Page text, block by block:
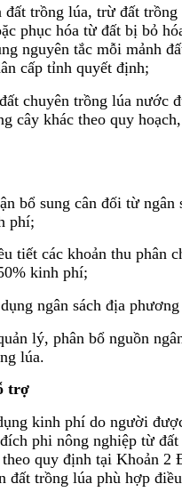
đất trồng lúa, trừ đất
phục hóa từ đất bị bỏ
nguyên tắc mỗi mảnh
cấp tỉnh quyết định;
chuyên trồng lúa nước
cây khác theo quy
bổ sung cân đối từ ngân
phí;
tiết các khoản thu phân
kinh phí;
ngân sách địa
lý, phân bổ nguồn
lúa.
trợ
kinh phí do người
phi nông nghiệp từ
quy định tại Khoản 2
đất trồng lúa phù hợp